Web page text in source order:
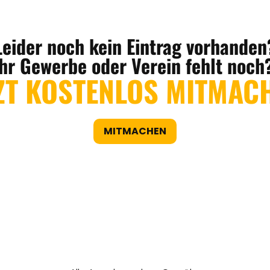
noch kein Eintrag
Gewerbe oder Verein fehlt
KOSTENLOS
MITMACHEN